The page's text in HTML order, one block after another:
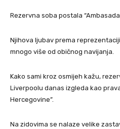
Rezervna soba postala
Njihova ljubav prema
mnogo više od običnog navijanja.
Kako sami kroz osmijeh kažu,
Liverpoolu danas izgleda kao
Hercegovine”.
Na zidovima se nalaze velike